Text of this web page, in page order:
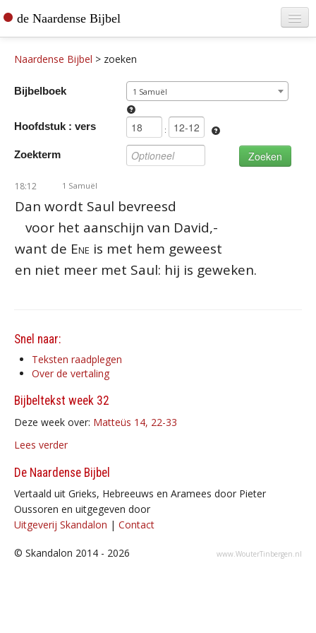
de Naardense Bijbel
De vertaler
Contact
Naardense Bijbel > zoeken
Bijbelboek 1 Samuël
Hoofdstuk : vers :
Zoekterm
18:12 1 Samuël
Dan wordt Saul bevreesd
voor het aanschijn van David,-
want de Ene is met hem geweest
en niet meer met Saul: hij is geweken.
Snel naar:
Teksten raadplegen
Over de vertaling
Bijbeltekst week 32
Deze week over: Matteüs 14, 22-33
Lees verder
De Naardense Bijbel
Vertaald uit Grieks, Hebreeuws en Aramees door Pieter
Oussoren en uitgegeven door
Uitgeverij Skandalon | Contact
www.WouterTinbergen.nl
© Skandalon 2014 - 2026